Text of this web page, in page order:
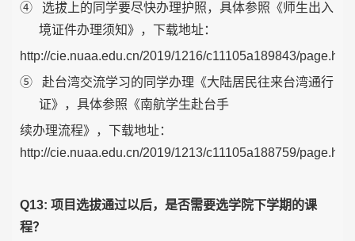
④ 选拔上的同学要尽快办理护照，具体参照《师生出入
境证件办理须知》，下载地址：
http://cie.nuaa.edu.cn/2019/1216/c11105a189843/page.htm
⑤ 赴台湾交流学习的同学办理《大陆居民往来台湾通行
证》，具体参照《南航学生赴台手
续办理流程》，下载地址：
http://cie.nuaa.edu.cn/2019/1213/c11105a188759/page.htm
Q13: 项目选拔通过以后，是否需要选学院下学期的课
程？